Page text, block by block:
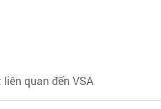
quan đến VSA